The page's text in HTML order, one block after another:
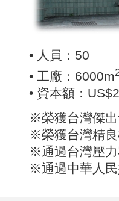
• 人員：50
• 工廠：6000m
• 資本額：
※榮獲台灣傑
※榮獲台灣精
※通過台灣壓
※通過中華人